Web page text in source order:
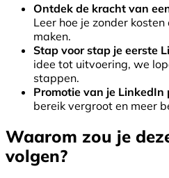
Ontdek de kracht van
Leer hoe je zonder
maken.
Stap voor stap je eerste
idee tot uitvoering, we
stappen.
Promotie van je LinkedIn
bereik vergroot en meer
Waarom zou je
volgen?